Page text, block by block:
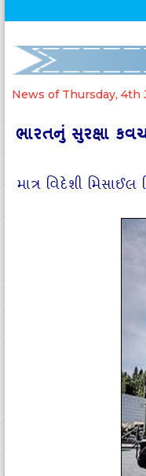
News of Thursday, 4th
ભારતનું સુરક્ષા
માત્ર વિદેશી